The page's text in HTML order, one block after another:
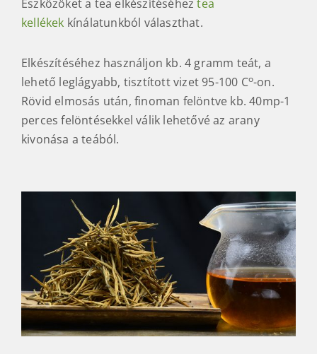
Eszközöket a tea elkészítéséhez tea
kellékek kínálatunkból választhat.
Elkészítéséhez használjon kb. 4 gramm teát, a
lehető leglágyabb, tisztított vizet 95-100 Co-on.
Rövid elmosás után, finoman felöntve kb. 40mp-1
perces felöntésekkel válik lehetővé az arany
kivonása a teából.